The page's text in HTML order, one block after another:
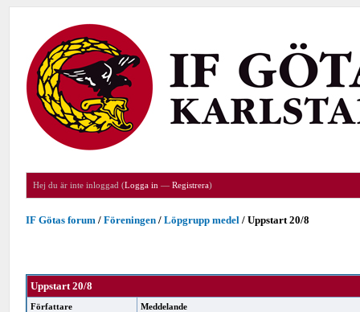
Hej du är inte inloggad (Logga in —Registrera)
IF Götas forum /Föreningen /Löpgrupp medel /Uppstart 20/8
Uppstart 20/8
Författare Meddelande